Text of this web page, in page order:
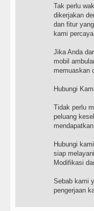
Tak perlu
dikerjakan
dan fitur
kami
Jika Anda
mobil
memuaskan
Hubungi
Tidak perlu
peluang
Hubungi
siap
Modifikasi
Sebab kami
pengerjaan